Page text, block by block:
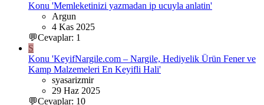
Konu 'Memleketinizi yazmadan ip ucuyla anlatin'
Argun
4 Kas 2025
💬Cevaplar: 1
S
Konu 'KeyifNargile.com – Nargile, Hediyelik Ürün Fener ve
Kamp Malzemeleri En Keyifli Hali'
syasarizmir
29 Haz 2025
💬Cevaplar: 10